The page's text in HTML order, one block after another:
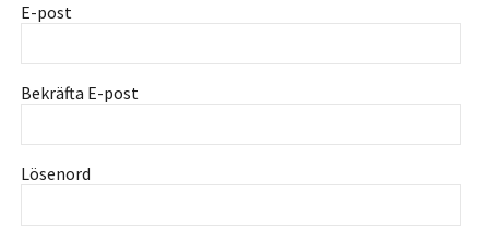
E-post
Bekräfta E-post
Lösenord